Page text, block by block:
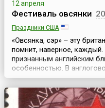
12 апреля
Фестиваль овсянки
Праздники США
«Овсянка, сэр» – эту
помнит, наверное, каждый.
признанным английским
особенностью. В
овес (овсяные хлопья)
«протестантский овес»
называется и каша из
туманный Альбион может